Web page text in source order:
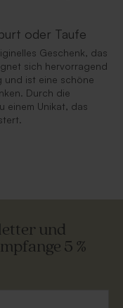
oder Taufe
Geschenk, das
sich hervorragend
und ist eine schöne
Durch die
einem Unikat, das
und
5 %